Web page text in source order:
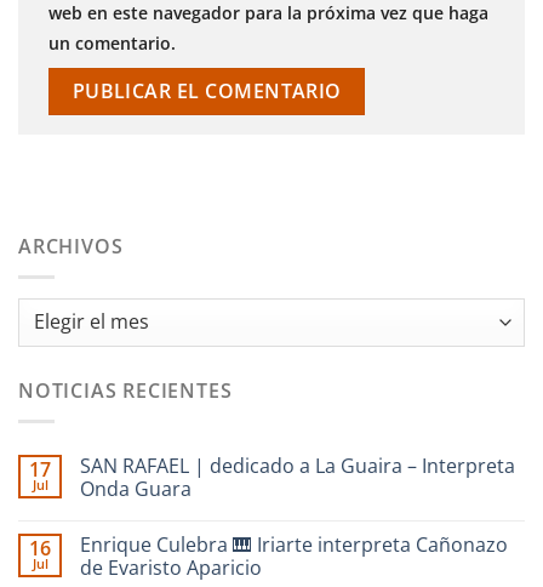
web en este navegador para la próxima vez que haga
un comentario.
ARCHIVOS
Archivos
NOTICIAS RECIENTES
17
Jul
SAN RAFAEL | dedicado a La Guaira – Interpreta
Onda Guara
comentarios
en
SAN
16
Jul
Enrique Culebra 🎹 Iriarte interpreta Cañonazo
de Evaristo Aparicio